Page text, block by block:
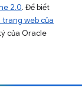
2.0. Để biết
trang web của
của Oracle